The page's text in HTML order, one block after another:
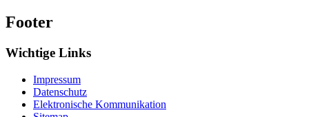
Footer
Wichtige Links
Impressum
Datenschutz
Elektronische Kommunikation